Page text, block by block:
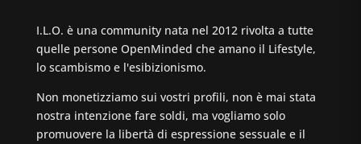
I.L.O. è una community nata nel 2012 rivolta a tutte
quelle persone OpenMinded che amano il Lifestyle,
lo scambismo e l'esibizionismo.
Non monetizziamo sui vostri profili, non è mai stata
nostra intenzione fare soldi, ma vogliamo solo
promuovere la libertà di espressione sessuale e il